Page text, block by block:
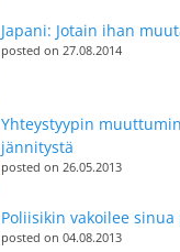
Japani: Jotain ihan
posted on 27.08.2014
Yhteystyypin
jännitystä
posted on 26.05.2013
Poliisikin vakoilee sinua
posted on 04.08.2013